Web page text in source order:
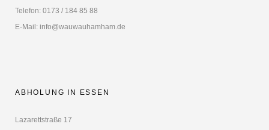
Telefon: 0173 / 184 85 88
E-Mail: info@wauwauhamham.de
ABHOLUNG IN ESSEN
Lazarettstraße 17